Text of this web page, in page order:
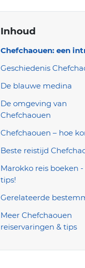
Inhoud
Chefchaouen: een
Geschiedenis
De blauwe medina
De omgeving van
Chefchaouen
Chefchaouen – hoe
Beste reistijd
Marokko reis boeken
tips!
Gerelateerde
Meer Chefchaouen
reiservaringen & tips